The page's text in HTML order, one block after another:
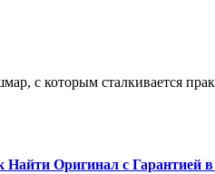
с которым сталкивается
Оригинал с Гарантией